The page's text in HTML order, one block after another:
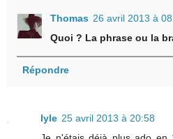
Thomas 26 avril 2013 à
Quoi ? La phrase ou la
Répondre
lyle 25 avril 2013 à 20:58